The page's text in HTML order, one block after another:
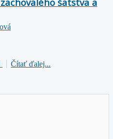
Čítať ďalej...